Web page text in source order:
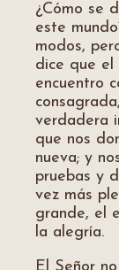
¿Cómo se
este
modos,
dice que el
encuentro
verdadera
que nos
nueva; y
pruebas y
vez más
grande, el
la alegría.